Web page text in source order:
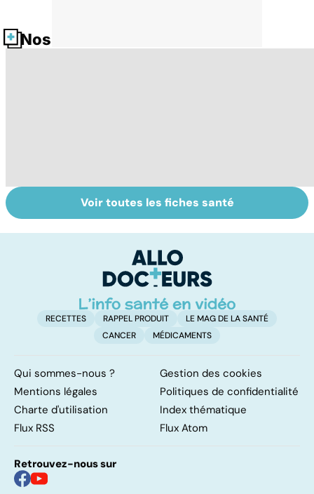
Nos fiches santé
La tuberculose
pulmonaire
Bien dormir,
mais... sans
Voir toutes les fiches santé
RECETTES RAPPEL PRODUIT
LE MAG DE LA SANTÉ
CANCER
MÉDICAMENTS
Qui sommes-nous ?
Gestion des cookies
Mentions légales
Politiques de confidentialité
Charte d'utilisation
Index thématique
Flux RSS
Flux Atom
Retrouvez-nous sur